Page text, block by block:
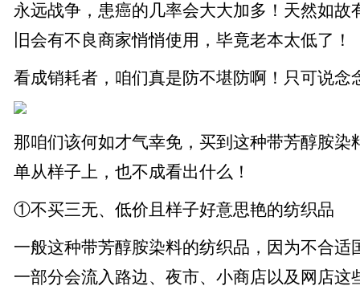
永远战争，患癌的几率会大大加多！天然如故
旧会有不良商家悄悄使用，毕竟老本太低了！
看成销耗者，咱们真是防不堪防啊！只可说念
那咱们该何如才气幸免，买到这种带芳醇胺染
单从样子上，也不成看出什么！
①不买三无、低价且样子好意思艳的纺织品
一般这种带芳醇胺染料的纺织品，因为不合适
一部分会流入路边、夜市、小商店以及网店这